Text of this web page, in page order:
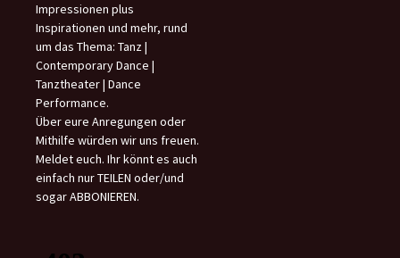
Impressionen plus
Inspirationen und mehr, rund
um das Thema: Tanz |
Contemporary Dance |
Tanztheater | Dance
Performance.
Über eure Anregungen oder
Mithilfe würden wir uns freuen.
Meldet euch. Ihr könnt es auch
einfach nur TEILEN oder/und
sogar ABBONIEREN.